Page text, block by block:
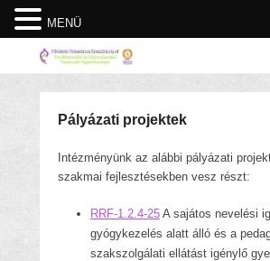
Pályázati projektek
Intézményünk az alábbi pályázati
szakmai fejlesztésekben vesz részt:
RRF-1.2.4-25 A sajátos nevelési
gyógykezelés alatt álló és a
szakszolgálati ellátást igénylő
MENÜ